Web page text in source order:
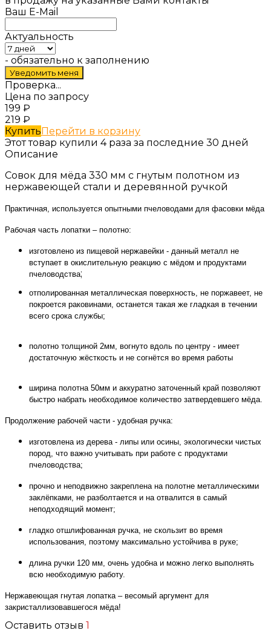
Ваш E-Mail
Актуальность
- обязательно к заполнению
Проверка...
Цена по запросу
199 ₽
219 ₽
КупитьПерейти в корзину
Этот товар купили 4 раза за последние 30 дней
Описание
Совок для мёда 330 мм с гнутым полотном из
нержавеющей стали и деревянной ручкой
Практичная, используется опытными пчеловодами для фасовки мёда
Рабочая часть лопатки – полотно:
изготовлено из пищевой нержавейки - данный металл не
вступает в окислительную реакцию с мёдом и продуктами
пчеловодства;
отполированная металлическая поверхность, не поржавеет, не
покроется раковинами, останется такая же гладкая в течении
всего срока службы;
полотно толщиной 2мм, вогнуто вдоль по центру - имеет
достаточную жёсткость и не согнётся во время работы
ширина полотна 50мм и аккуратно заточенный край позволяют
быстро набрать необходимое количество затвердевшего мёда.
Продолжение рабочей части - удобная ручка:
изготовлена из дерева - липы или осины, экологически чистых
пород, что важно учитывать при работе с продуктами
пчеловодства;
прочно и неподвижно закреплена на полотне металлическими
заклёпками, не разболтается и на отвалится в самый
неподходящий момент;
гладко отшлифованная ручка, не скользит во время
использования, поэтому максимально устойчива в руке;
длина ручки 120 мм, очень удобна и можно легко выполнять
всю необходимую работу.
Нержавеющая гнутая лопатка – весомый аргумент для
закристаллизовавшегося мёда!
Оставить отзыв 1